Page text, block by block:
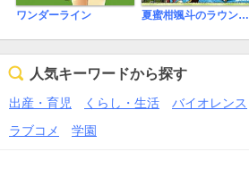
ワンダーライン 夏蜜柑颯斗のラウンドレッスン
人気キーワードから探す
出産・育児 くらし・生活 バイオレンス
ラブコメ
学園